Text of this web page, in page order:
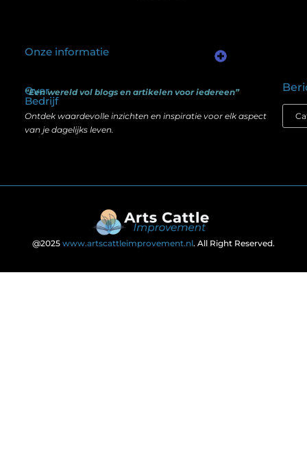
Over
Bedrijf
“Een wereld vol blogs en artikelen voor iedereen”
Ontdek waardevolle inzichten en inspiratie voor elk aspect
van je dagelijks leven.
Onze informatie
@2025 www.artscattleimprovement.nl. All Right Reserved.